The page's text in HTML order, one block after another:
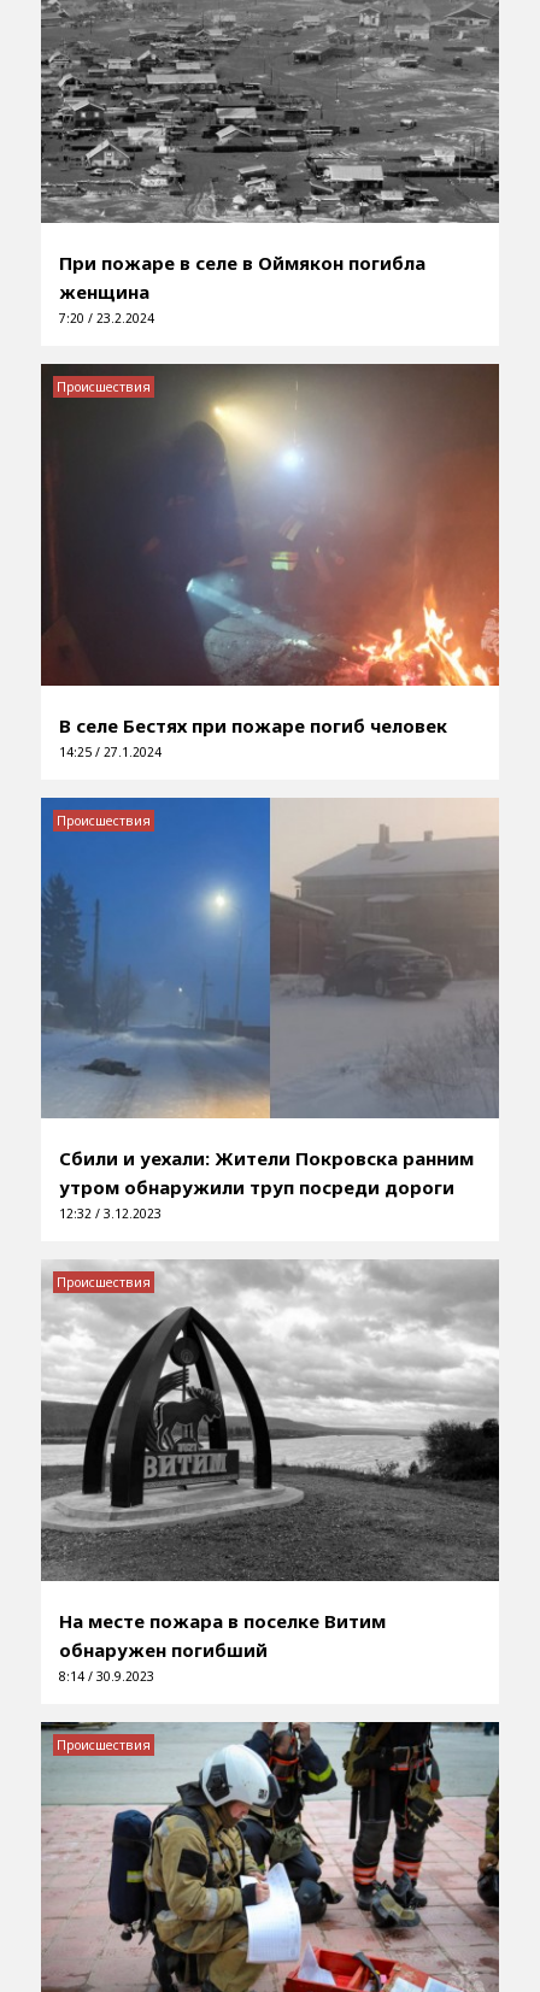
При пожаре в селе в Оймякон погибла
женщина
7:20 / 23.2.2024
В селе Бестях при пожаре погиб человек
14:25 / 27.1.2024
Происшествия
Сбили и уехали: Жители Покровска ранним
утром обнаружили труп посреди дороги
12:32 / 3.12.2023
Происшествия
На месте пожара в поселке Витим
обнаружен погибший
8:14 / 30.9.2023
Происшествия
Происшествия